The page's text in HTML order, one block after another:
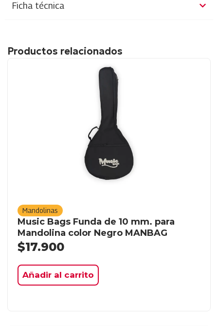
Ficha técnica
Productos relacionados
Mandolinas
Music Bags Funda de 10 mm. para
Mandolina color Negro MANBAG
$17.900
Añadir al carrito